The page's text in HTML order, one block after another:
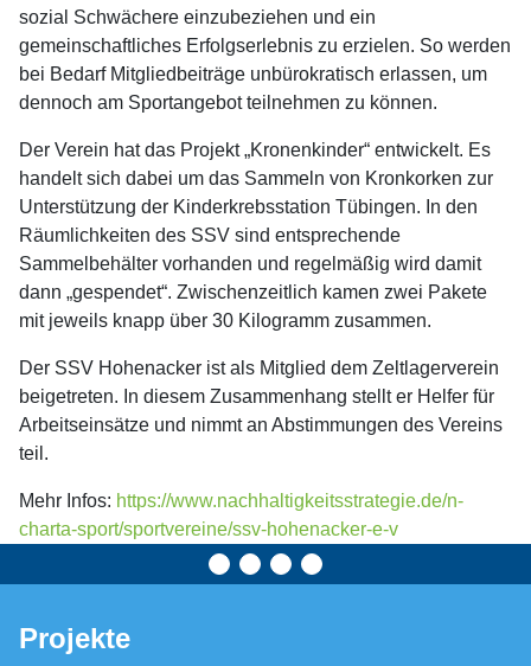
sozial Schwächere einzubeziehen und ein
gemeinschaftliches Erfolgserlebnis zu erzielen. So werden
bei Bedarf Mitgliedbeiträge unbürokratisch erlassen, um
dennoch am Sportangebot teilnehmen zu können.
Der Verein hat das Projekt „Kronenkinder“ entwickelt. Es
handelt sich dabei um das Sammeln von Kronkorken zur
Unterstützung der Kinderkrebsstation Tübingen. In den
Räumlichkeiten des SSV sind entsprechende
Sammelbehälter vorhanden und regelmäßig wird damit
dann „gespendet“. Zwischenzeitlich kamen zwei Pakete
mit jeweils knapp über 30 Kilogramm zusammen.
Der SSV Hohenacker ist als Mitglied dem Zeltlagerverein
beigetreten. In diesem Zusammenhang stellt er Helfer für
Arbeitseinsätze und nimmt an Abstimmungen des Vereins
teil.
Mehr Infos: https://www.nachhaltigkeitsstrategie.de/n-
charta-sport/sportvereine/ssv-hohenacker-e-v
Projekte